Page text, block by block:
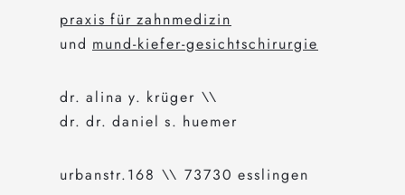
praxis für zahnmedizin
und mund-kiefer-gesichtschirurgie
dr. alina y. krüger \\
dr. dr. daniel s. huemer
urbanstr.168 \\ 73730 esslingen